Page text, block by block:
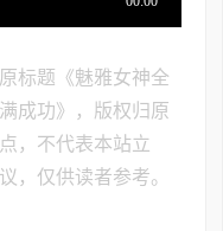
标题《魅雅女神全
成功》，版权归原
，不代表本站立
，仅供读者参考。